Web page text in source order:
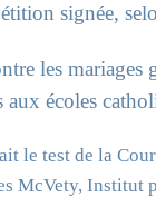
signée,
les mariages
écoles
le test de la
McVety, Institut